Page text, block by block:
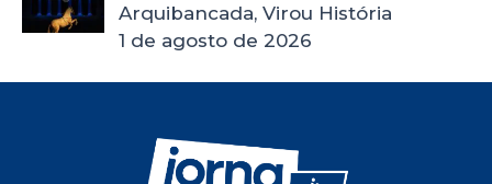
Arquibancada, Virou História
1 de agosto de 2026